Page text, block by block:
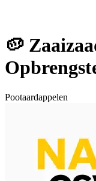
🥔
Pootaardappelen